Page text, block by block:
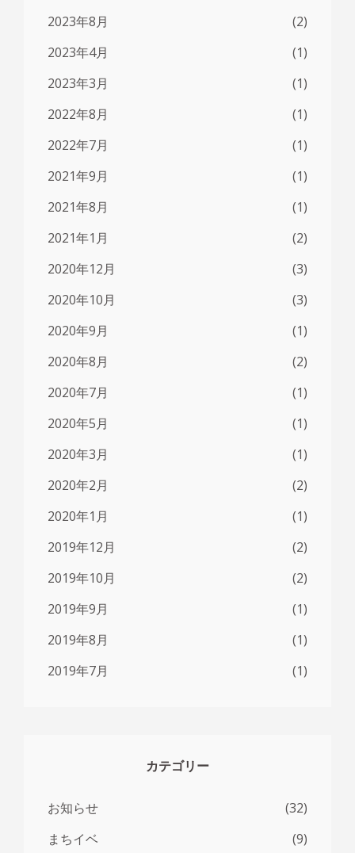
2023年8月
(2)
2023年4月
(1)
2023年3月
(1)
2022年8月
(1)
2022年7月
(1)
2021年9月
(1)
2021年8月
(1)
2021年1月
(2)
2020年12月
(3)
2020年10月
(3)
2020年9月
(1)
2020年8月
(2)
2020年7月
(1)
2020年5月
(1)
2020年3月
(1)
2020年2月
(2)
2020年1月
(1)
2019年12月
(2)
2019年10月
(2)
2019年9月
(1)
2019年8月
(1)
2019年7月
(1)
カテゴリー
お知らせ
(32)
まちイベ
(9)